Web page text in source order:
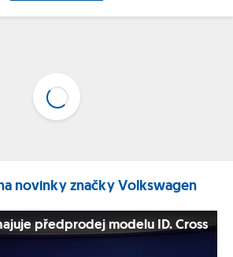
novinky značky Volkswagen
předprodej modelu ID. Cross